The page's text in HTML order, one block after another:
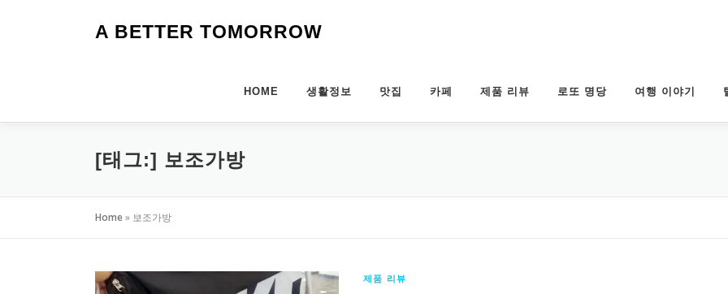
가
A BETTER TOMORROW
HOME 생활정보 맛집 카페 제품 리뷰 로또 명당 여행 이야기
[태그:] 보조가방
Home» 보조가방
제품 리뷰